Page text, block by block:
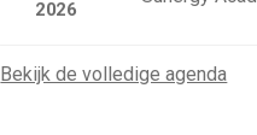
2026
Bekijk de volledige agenda